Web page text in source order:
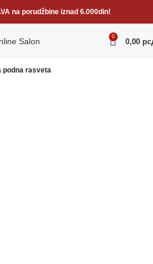
na porudžbine iznad 6.000din!
0
0,00
podna rasveta